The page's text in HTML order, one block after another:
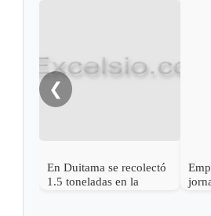
❮
En Duitama se recolectó
1.5 toneladas en la